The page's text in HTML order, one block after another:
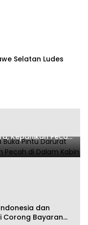
Selatan Ludes
Buka Pintu
Kepanikan Pecah
dan
Corong Bayaran